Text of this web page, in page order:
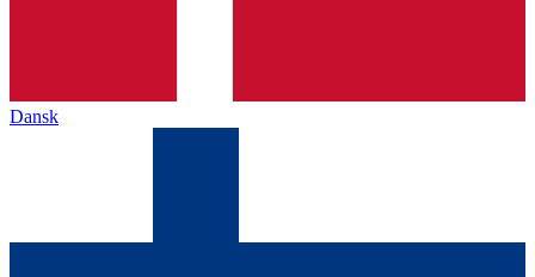
Dansk